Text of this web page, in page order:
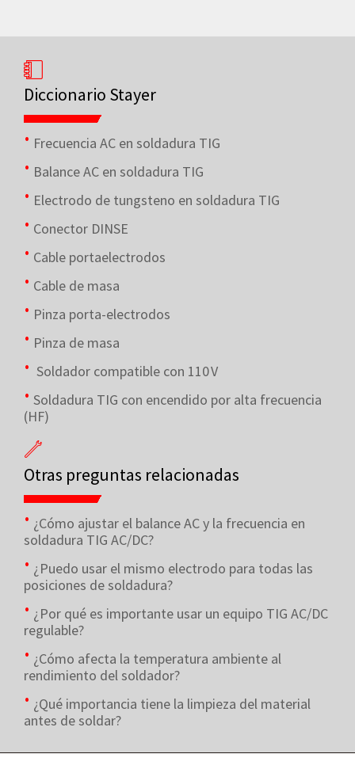
Diccionario Stayer
Frecuencia AC en soldadura TIG
Balance AC en soldadura TIG
Electrodo de tungsteno en soldadura TIG
Conector DINSE
Cable portaelectrodos
Cable de masa
Pinza porta-electrodos
Pinza de masa
Soldador compatible con 110 V
Soldadura TIG con encendido por alta frecuencia
(HF)
Otras preguntas relacionadas
¿Cómo ajustar el balance AC y la frecuencia en
soldadura TIG AC/DC?
¿Puedo usar el mismo electrodo para todas las
posiciones de soldadura?
¿Por qué es importante usar un equipo TIG AC/DC
regulable?
¿Cómo afecta la temperatura ambiente al
rendimiento del soldador?
¿Qué importancia tiene la limpieza del material
antes de soldar?